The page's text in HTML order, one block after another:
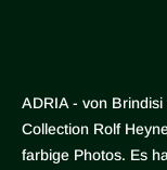
ADRIA - von
Collection Rolf
farbige Photos. Es